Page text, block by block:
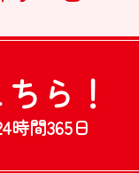
ちら！
時間365日